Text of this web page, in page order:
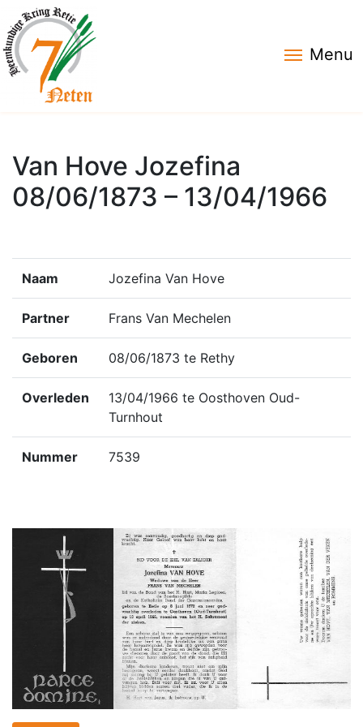
Menu
Van Hove Jozefina
08/06/1873 – 13/04/1966
Naam Jozefina Van Hove
Partner Frans Van Mechelen
Geboren 08/06/1873 te Rethy
Overleden
13/04/1966 te Oosthoven Oud-
Turnhout
Nummer 7539